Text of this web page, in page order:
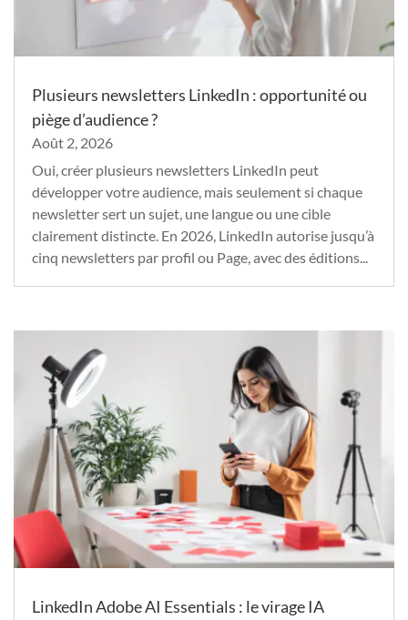
Plusieurs newsletters LinkedIn : opportunité ou
piège d’audience ?
Août 2, 2026
Oui, créer plusieurs newsletters LinkedIn peut
développer votre audience, mais seulement si chaque
newsletter sert un sujet, une langue ou une cible
clairement distincte. En 2026, LinkedIn autorise jusqu’à
cinq newsletters par profil ou Page, avec des éditions...
LinkedIn Adobe AI Essentials : le virage IA